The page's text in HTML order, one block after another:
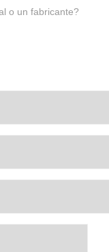
o un fabricante?